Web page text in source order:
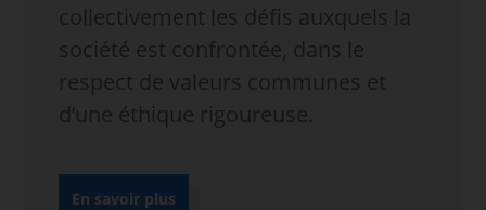
collectivement les défis auxquels la
société est confrontée, dans le
respect de valeurs communes et
d’une éthique rigoureuse.
En savoir plus